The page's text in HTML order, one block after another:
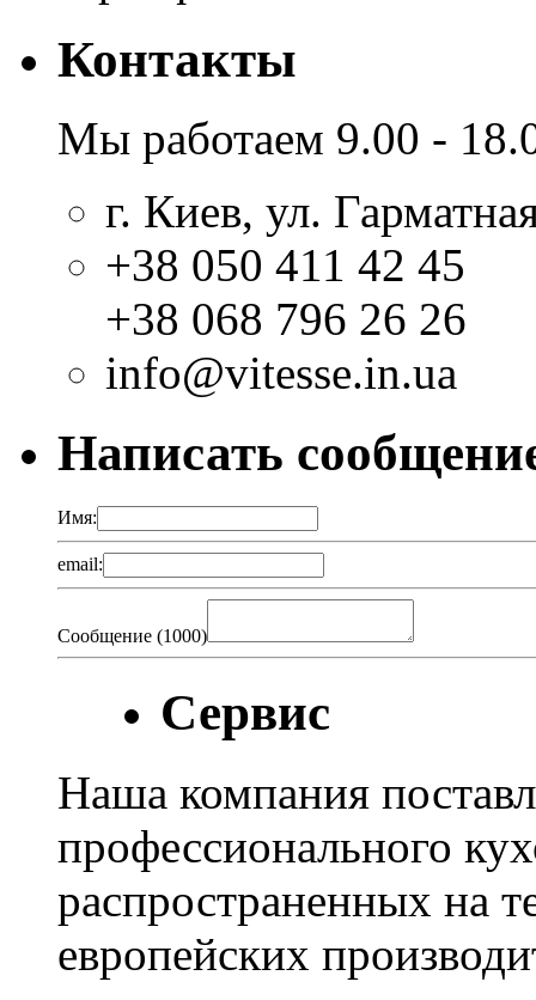
Контакты
Мы работаем 9.00 -
г. Киев, ул.
+38 050 411 42 45
+38 068 796 26 26
info@vitesse.in.ua
Написать
Имя:
email:
Сообщение (1000)
Сервис
Наша компания
профессионального
распространенных на
европейских